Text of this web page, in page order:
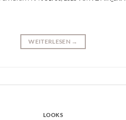
WEITERLESEN →
LOOKS